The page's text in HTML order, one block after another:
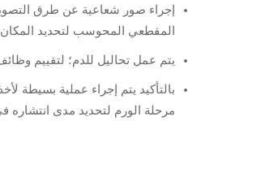
إجراء صور شعاعية عن طرق
المقطعي المحوسب لتحديد
يتم عمل تحاليل للدم؛ لتقييم
بالتأكيد يتم إجراء عملية بسيطة
مرحلة الورم لتحديد مدى انتشاره